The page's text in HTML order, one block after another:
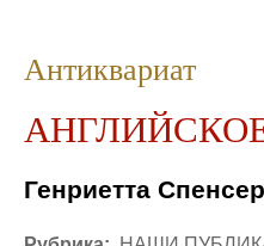
Антиквариат
Генриетта